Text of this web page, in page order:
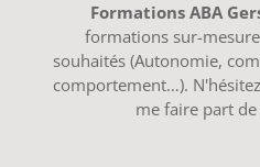
Formations ABA
formations sur-
souhaités (Autonomie,
comportement…).
me faire part